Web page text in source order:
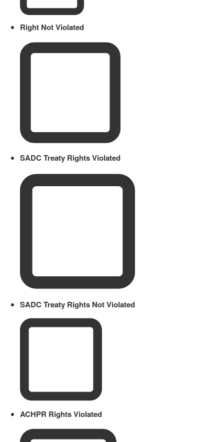
Right Not Violated
SADC Treaty Rights Violated
SADC Treaty Rights Not Violated
ACHPR Rights Violated